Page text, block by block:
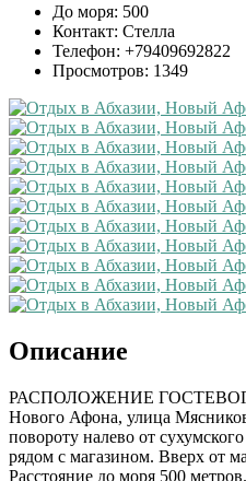
До моря: 500
Контакт: Стелла
Телефон: +79409692822
Просмотров: 1349
Описание
РАСПОЛОЖЕНИЕ
Нового Афона, улица
повороту налево от
рядом с магазином. Вверх от
Расстояние до моря 500